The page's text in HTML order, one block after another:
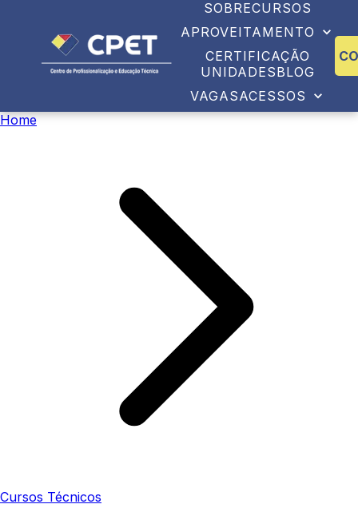
SOBRECURSOS
APROVEITAMENTO
CERTIFICAÇÃO
UNIDADESBLOG
VAGASACESSOS
Home
Cursos Técnicos